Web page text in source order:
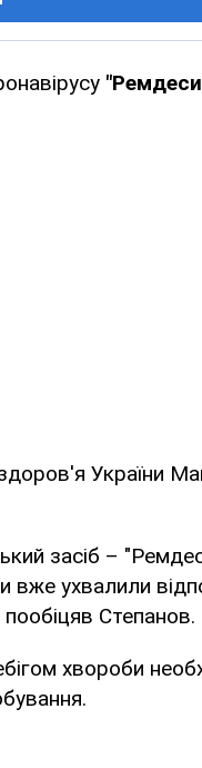
України
засіб –
ухвалили
пообіцяв Степанов.
хвороби